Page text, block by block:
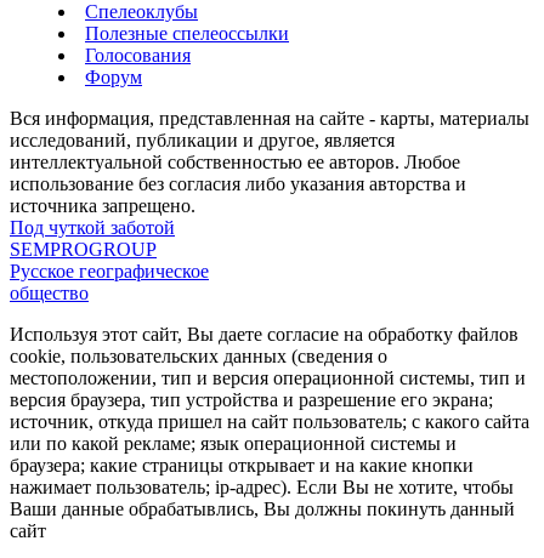
Спелеоклубы
Полезные спелеоссылки
Голосования
Форум
Вся информация, представленная на сайте - карты, материалы
исследований, публикации и другое, является
интеллектуальной собственностью ее авторов. Любое
использование без согласия либо указания авторства и
источника запрещено.
Под чуткой заботой
SEMPROGROUP
Русское географическое
общество
Используя этот сайт, Вы даете согласие на обработку файлов
cookie, пользовательских данных (сведения о
местоположении, тип и версия операционной системы, тип и
версия браузера, тип устройства и разрешение его экрана;
источник, откуда пришел на сайт пользователь; с какого сайта
или по какой рекламе; язык операционной системы и
браузера; какие страницы открывает и на какие кнопки
нажимает пользователь; ip-адрес). Если Вы не хотите, чтобы
Ваши данные обрабатывлись, Вы должны покинуть данный
сайт